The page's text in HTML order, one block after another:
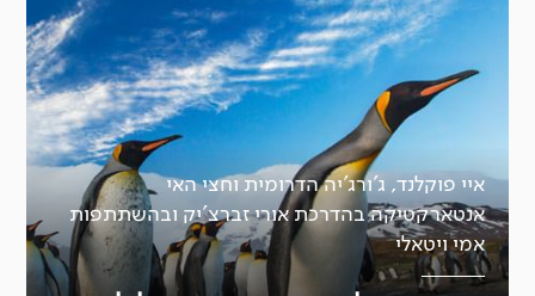
איי פוקלנד, ג'ורג'יה הדרומית וחצי האי
אנטארקטיקה בהדרכת אורי זברצ'יק ובהשתתפות
אמי ויטאלי